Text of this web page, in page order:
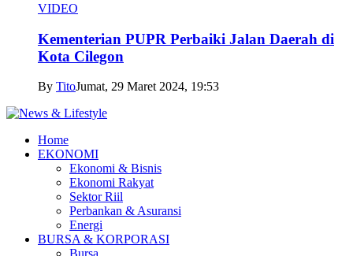
VIDEO
Kementerian PUPR Perbaiki Jalan Daerah di
Kota Cilegon
By TitoJumat, 29 Maret 2024, 19:53
Home
EKONOMI
Ekonomi & Bisnis
Ekonomi Rakyat
Sektor Riil
Perbankan & Asuransi
Energi
BURSA & KORPORASI